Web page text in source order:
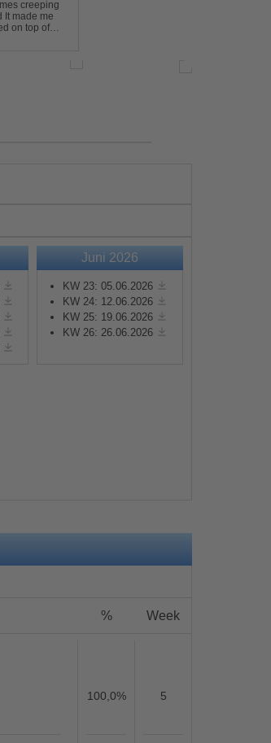
Juni 2026
KW 23: 05.06.2026
KW 24: 12.06.2026
KW 25: 19.06.2026
KW 26: 26.06.2026
% Week
100,0% 5